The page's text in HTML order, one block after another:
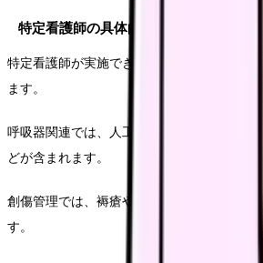
特定看護師の具体的な医療行為
特定看護師が実施できる医療行為は、38行
ます。
呼吸器関連では、人工呼吸器の設定変更や
どが含まれます。
創傷管理では、褥瘡や術後創傷の評価と処
す。